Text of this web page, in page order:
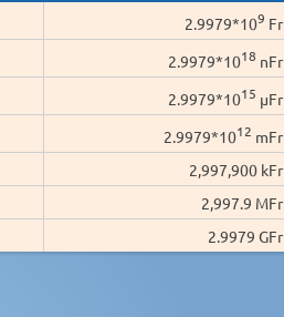
2.9979*109 Fr
2.9979*1018 nFr
2.9979*1015 µFr
2.9979*1012 mFr
2,997,900 kFr
2,997.9 MFr
2.9979 GFr